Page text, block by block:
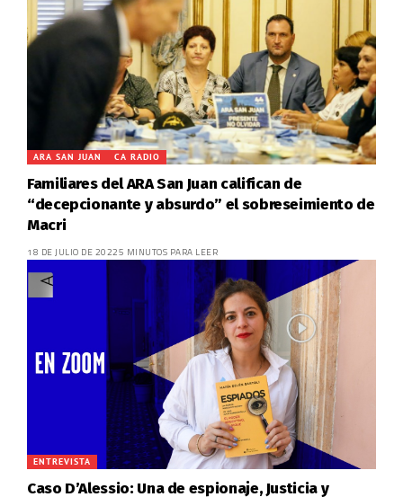
ARA SAN JUAN CA RADIO
Familiares del ARA San Juan califican de
“decepcionante y absurdo” el sobreseimiento de
Macri
18 DE JULIO DE 20225 MINUTOS PARA LEER
ENTREVISTA
Caso D’Alessio: Una de espionaje, Justicia y